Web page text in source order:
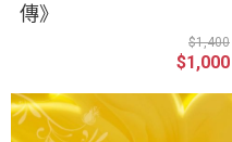
傳》
$1,400
$1,000